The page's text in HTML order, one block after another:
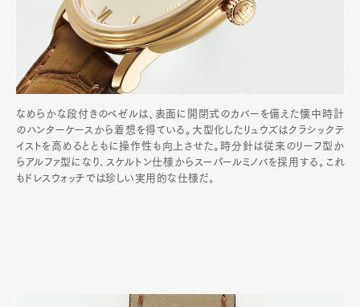
なめらかな段付きのベゼルは、表面に開閉式のカバーを備えた懐中時計
のハンターケースから着想を得ている。大型化したリュウズはクラシックテ
イストを高めるとともに操作性も向上させた。時分針は従来のリーフ型か
らアルファ型になり､スケルトン仕様からスーパールミノバを採用する｡これ
もドレスウォッチでは珍しい実用的な仕様だ｡